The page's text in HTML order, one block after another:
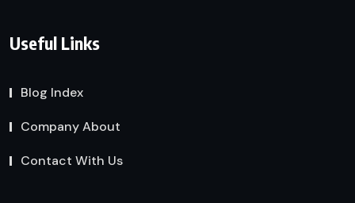
Useful Links
Blog Index
Company About
Contact With Us